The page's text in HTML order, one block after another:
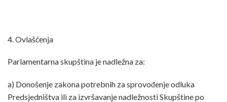
4. Ovlašćenja
Parlamentarna skupština je nadležna za:
a) Donošenje zakona potrebnih za sprovođenje odluka
Predsjedništva ili za izvršavanje nadležnosti Skupštine po